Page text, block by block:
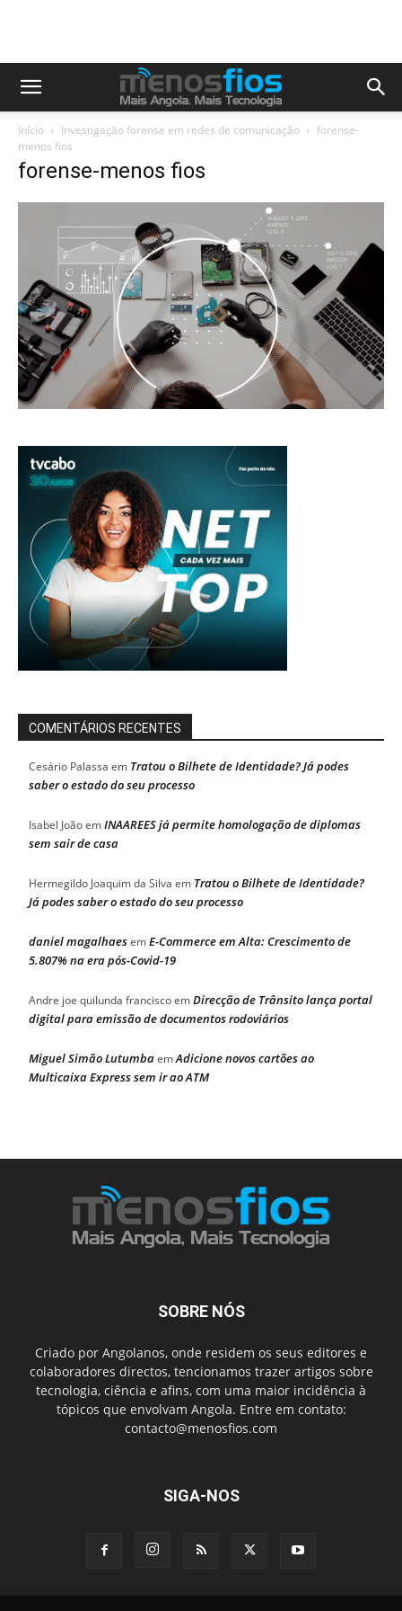
Início Investigação forense em redes de comunicação​
forense-
menos fios
forense-menos fios
COMENTÁRIOS RECENTES
Cesário Palassa em Tratou o Bilhete de Identidade? Já podes
saber o estado do seu processo
Isabel JoãoemINAAREES já permite homologação de diplomas
sem sair de casa
Hermegildo Joaquim da Silva em Tratou o Bilhete de Identidade?
Já podes saber o estado do seu processo
daniel magalhaesemE-Commerce em Alta: Crescimento de
5.807% na era pós-Covid-19
Andre joe quilunda franciscoemDirecção de Trânsito lança portal
digital para emissão de documentos rodoviários
Miguel Simão LutumbaemAdicione novos cartões ao
Multicaixa Express sem ir ao ATM
SOBRE NÓS
Criado por Angolanos, onde residem os seus editores e
colaboradores directos, tencionamos trazer artigos sobre
tecnologia, ciência e afins, com uma maior incidência à
tópicos que envolvam Angola. Entre em contato:
contacto@menosfios.com
SIGA-NOS